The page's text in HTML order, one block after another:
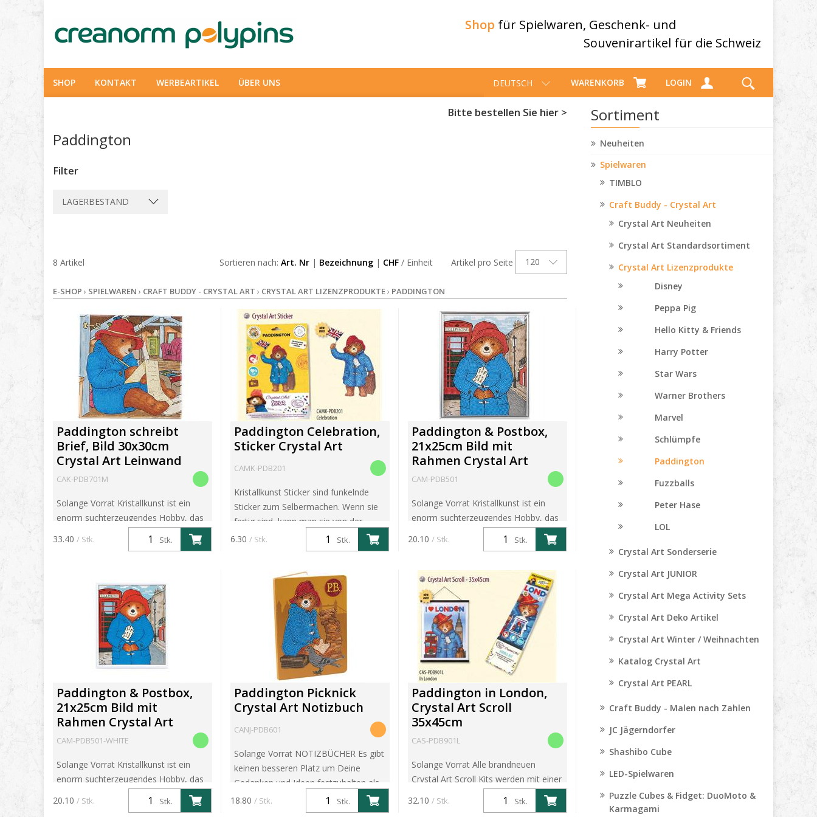
Shop für Spielwaren, Geschenk- und
Souvenirartikel für die Schweiz
DEUTSCH WARENKORB LOGIN
SHOP KONTAKT WERBEARTIKEL ÜBER UNS
Sortiment
Neuheiten
Spielwaren
TIMBLO
Craft Buddy - Crystal Art
Crystal Art Neuheiten
Crystal Art Standardsortiment
Crystal Art Lizenzprodukte
Disney
Peppa Pig
Hello Kitty & Friends
Harry Potter
Star Wars
Warner Brothers
Marvel
Schlümpfe
Paddington
Fuzzballs
Peter Hase
LOL
Crystal Art Sonderserie
Crystal Art JUNIOR
Crystal Art Mega Activity Sets
Crystal Art Deko Artikel
Crystal Art Winter / Weihnachten
Katalog Crystal Art
Crystal Art PEARL
Craft Buddy - Malen nach Zahlen
JC Jägerndorfer
Shashibo Cube
LED-Spielwaren
Puzzle Cubes & Fidget: DuoMoto &
Karmagami
Bitte bestellen Sie hier >
Paddington
Filter
LAGERBESTAND
Artikel pro Seite 120
Sortieren nach: Art. Nr | Bezeichnung | CHF / Einheit
8 Artikel
E-SHOP › SPIELWAREN › CRAFT BUDDY - CRYSTAL ART › CRYSTAL ART LIZENZPRODUKTE› PADDINGTON
Paddington schreibt
Brief, Bild 30x30cm
Crystal Art Leinwand
CAK-PDB701M
Solange Vorrat Kristallkunst ist ein
enorm suchterzeugendes Hobby, das
wunderschönen, funkelnden
Stk.
33.40 / Stk.
Paddington Celebration,
Sticker Crystal Art
CAMK-PDB201
Kristallkunst Sticker sind funkelnde
Sticker zum Selbermachen. Wenn sie
fertig sind, kann man sie von der
Trägerfolie abziehen und sie auf jedes
Bastelprojekt kleben, wie...
Stk.
6.30 / Stk.
Paddington & Postbox,
21x25cm Bild mit
Rahmen Crystal Art
CAM-PDB501
Solange Vorrat Kristallkunst ist ein
enorm suchterzeugendes Hobby, das
wunderschönen, funkelnden
glei...
Stk.
20.10 / Stk.
Paddington & Postbox,
21x25cm Bild mit
Rahmen Crystal Art
CAM-PDB501-WHITE
Solange Vorrat Kristallkunst ist ein
enorm suchterzeugendes Hobby, das
wunderschönen, funkelnden
Stk.
20.10 / Stk.
Paddington Picknick
Crystal Art Notizbuch
CANJ-PDB601
Solange Vorrat NOTIZBÜCHER Es gibt
keinen besseren Platz um Deine
Gedanken und Ideen festzuhalten als
ein funkelndes Crystal Art Notizbuch.
Die schöne, farbige Packung en...
Stk.
18.80 / Stk.
Paddington in London,
Crystal Art Scroll
35x45cm
CAS-PDB901L
Solange Vorrat Alle brandneuen
Crystal Art Scroll Kits werden mit einer
hochwertigen, knitterfreien Leinwand
mit einer Grösse von 35 x 45cm
Stk.
32.10 / Stk.